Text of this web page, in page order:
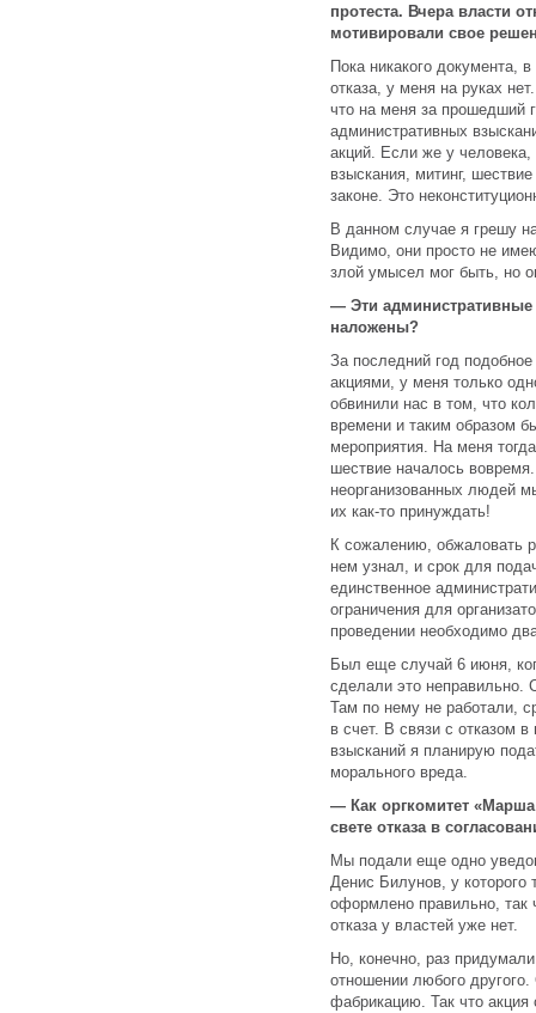
протеста. Вчера власти
мотивировали свое
Пока никакого документа,
отказа, у меня на руках
что на меня за прошедший
административных
акций. Если же у человека,
взыскания, митинг,
законе. Это
В данном случае я грешу
Видимо, они просто не
злой умысел мог быть, но
— Эти административные
наложены?
За последний год
акциями, у меня только
обвинили нас в том, что
времени и таким образом
мероприятия. На меня
шествие началось
неорганизованных людей
их как-то принуждать!
К сожалению, обжаловать
нем узнал, и срок для
единственное
ограничения для
проведении необходимо
Был еще случай 6 июня,
сделали это неправильно.
Там по нему не работали,
в счет. В связи с отказом
взысканий я планирую
морального вреда.
— Как оргкомитет
свете отказа в
Мы подали еще одно
Денис Билунов, у которого
оформлено правильно, так
отказа у властей уже нет.
Но, конечно, раз
отношении любого
фабрикацию. Так что